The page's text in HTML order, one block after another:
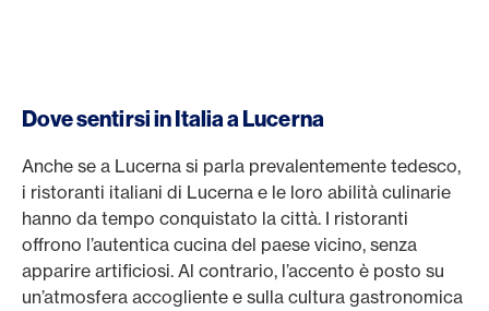
Dove sentirsi in Italia a Lucerna
Anche se a Lucerna si parla prevalentemente tedesco,
i ristoranti italiani di Lucerna e le loro abilità culinarie
hanno da tempo conquistato la città. I ristoranti
offrono l’autentica cucina del paese vicino, senza
apparire artificiosi. Al contrario, l’accento è posto su
un’atmosfera accogliente e sulla cultura gastronomica